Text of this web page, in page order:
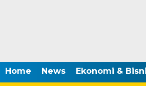
Home News Ekonomi &